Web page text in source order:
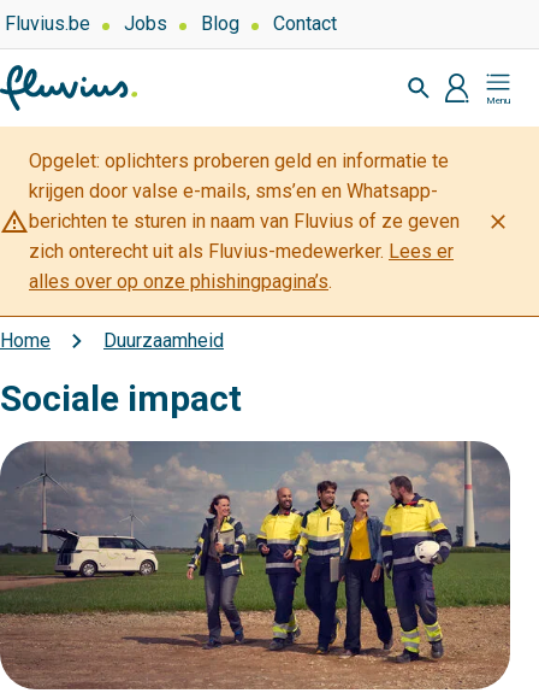
Overslaan
en
naar
de
inhoud
gaan
Top
navigation
Over
Fluvius.be Jobs Blog Contact
Zoeken
profiel
Mijn
Fluvius
warning_amber
Opgelet: oplichters proberen geld en informatie te
krijgen door valse e-mails, sms’en en Whatsapp-
berichten te sturen in naam van Fluvius of ze geven
zich onterecht uit als Fluvius-medewerker. Lees er
alles over op onze phishingpagina’s.
close
Kruimelpad
Home Duurzaamheid
Sociale impact